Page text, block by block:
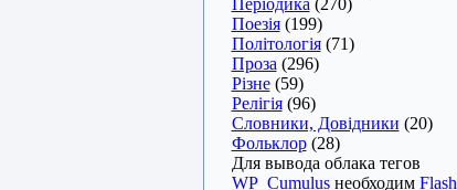
Періодика (270)
Поезія(199)
Політологія(71)
Проза (296)
Різне(59)
Релігія(96)
Словники, Довідники (20)
Фольклор(28)
Для вывода облака тегов
WP_Cumulusнеобходим Flash